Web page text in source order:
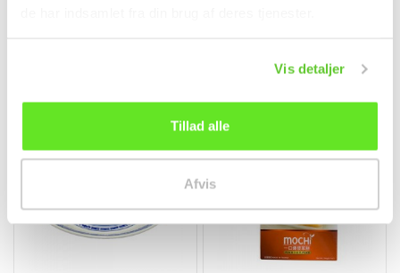
Vis detaljer
Tillad alle
Afvis